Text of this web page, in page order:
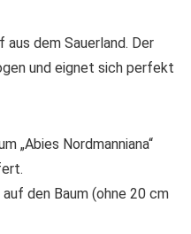
aus dem Sauerland. Der
und eignet sich perfekt
„Abies Nordmanniana“
den Baum (ohne 20 cm